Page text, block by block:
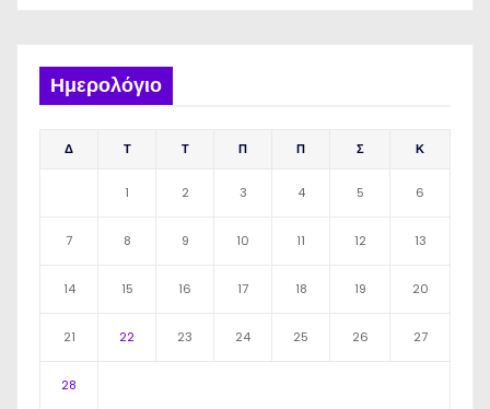
Ημερολόγιο
Δ Τ Τ Π Π Σ Κ
1 2 3 4 5 6
7 8 9 10 11 12 13
14 15 16 17 18 19 20
21 22 23 24 25 26 27
28